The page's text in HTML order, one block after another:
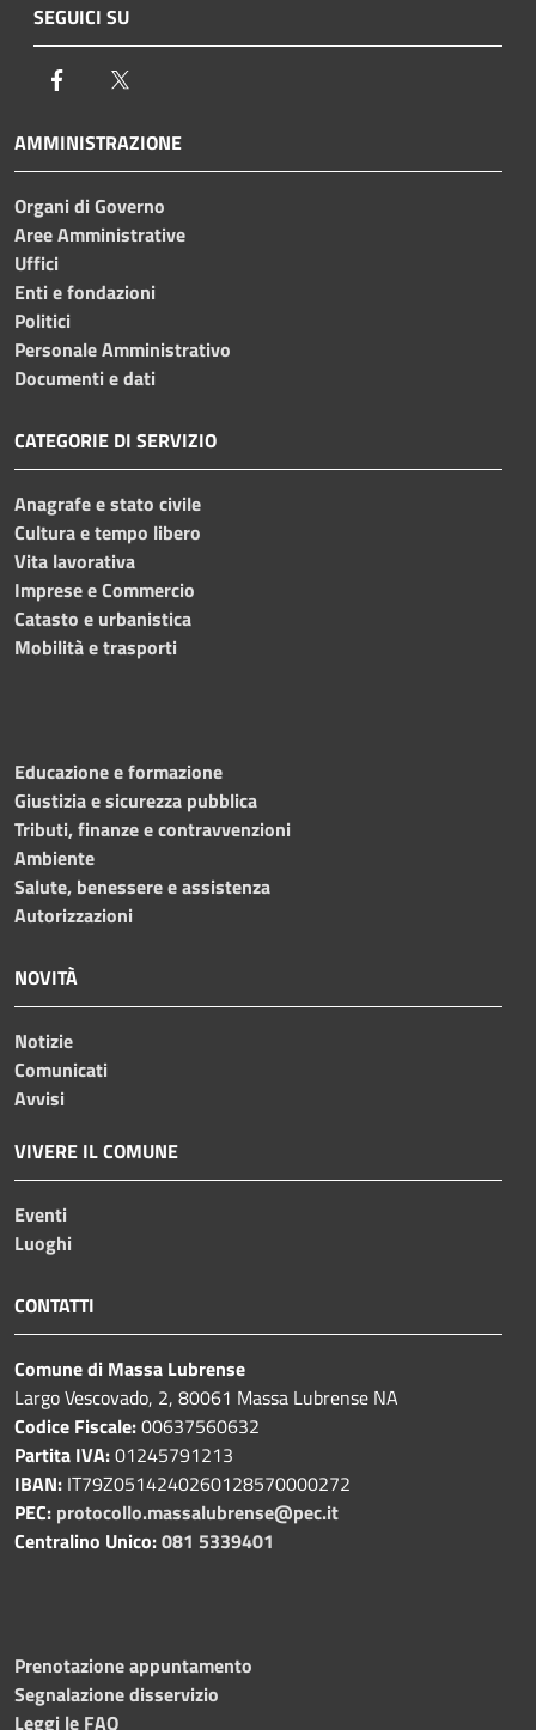
SEGUICI SU
Facebook
AMMINISTRAZIONE
Organi di Governo
Aree Amministrative
Uffici
Enti e fondazioni
Politici
Personale Amministrativo
Documenti e dati
CATEGORIE DI SERVIZIO
Anagrafe e stato civile
Cultura e tempo libero
Vita lavorativa
Imprese e Commercio
Catasto e urbanistica
Mobilità e trasporti
Educazione e formazione
Giustizia e sicurezza pubblica
Tributi, finanze e contravvenzioni
Ambiente
Salute, benessere e assistenza
Autorizzazioni
NOVITÀ
Notizie
Comunicati
Avvisi
VIVERE IL COMUNE
Eventi
Luoghi
CONTATTI
Comune di Massa Lubrense
Largo Vescovado, 2, 80061 Massa Lubrense NA
Codice Fiscale:00637560632
Partita IVA:01245791213
IBAN: IT79Z0514240260128570000272
PEC: protocollo.massalubrense@pec.it
Centralino Unico:081 5339401
Prenotazione appuntamento
Segnalazione disservizio
Leggi le FAQ